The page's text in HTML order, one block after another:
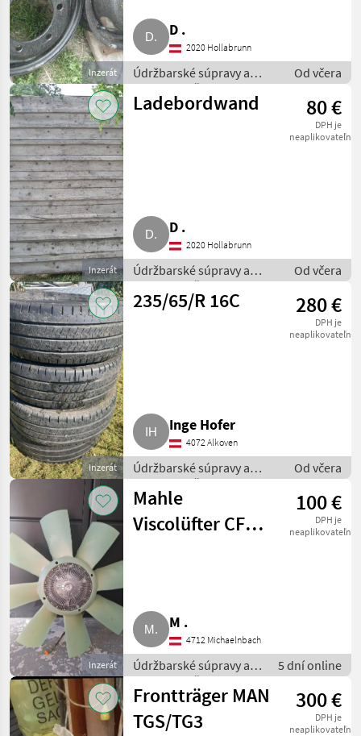
MARKETPLACE
Marketplace
Ponuky
predajcov
Drobné
inzeráty
Inzerát
D .
2020 Hollabrunn
Údržbarské súpravy a
súčiastky / Časti pre
nákladné autá
Od včera
Inzerát
Ladebordwand 80 €
DPH je
neaplikovateľné
D .
2020 Hollabrunn
Údržbarské súpravy a
súčiastky / Časti pre
nákladné autá
Od včera
Inzerát
235/65/R 16C 280 €
DPH je
neaplikovateľné
Inge Hofer
4072 Alkoven
Údržbarské súpravy a
súčiastky / Časti pre
nákladné autá
Od včera
Inzerát
Mahle
Viscolüfter CFF
100 €
DPH je
neaplikovateľné
M .
4712 Michaelnbach
Údržbarské súpravy a
súčiastky / Časti pre
nákladné autá
5 dní online
Frontträger MAN
TGS/TG3
300 €
DPH je
neaplikovateľné